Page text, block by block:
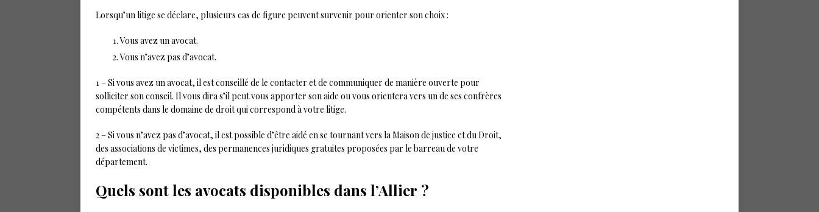
Lorsqu’un litige se déclare, plusieurs cas de figure peuvent survenir pour orienter son choix :
Vous avez un avocat.
Vous n’avez pas d’avocat.
1 – Si vous avez un avocat, il est conseillé de le contacter et de communiquer de manière ouverte pour
solliciter son conseil. Il vous dira s’il peut vous apporter son aide ou vous orientera vers un de ses confrères
compétents dans le domaine de droit qui correspond à votre litige.
2 – Si vous n’avez pas d’avocat, il est possible d’être aidé en se tournant vers la Maison de justice et du Droit,
des associations de victimes, des permanences juridiques gratuites proposées par le barreau de votre
département.
Quels sont les avocats disponibles dans l’Allier ?